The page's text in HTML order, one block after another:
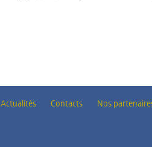
Actualités Contacts Nos